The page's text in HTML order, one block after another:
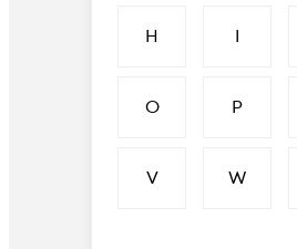
H I
O P
V W